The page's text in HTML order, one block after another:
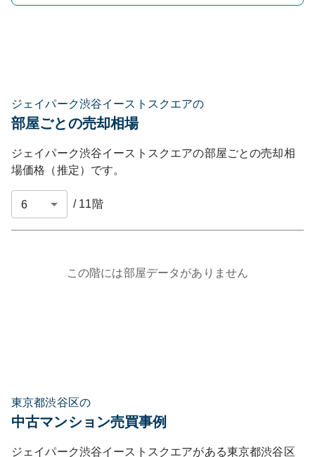
ジェイパーク渋谷イーストスクエアの
部屋ごとの売却相場
ジェイパーク渋谷イーストスクエアの部屋ごとの売却相
場価格（推定）です。
/ 11 階
この階には部屋データがありません
東京都渋谷区の
中古マンション売買事例
ジェイパーク渋谷イーストスクエアがある東京都渋谷区